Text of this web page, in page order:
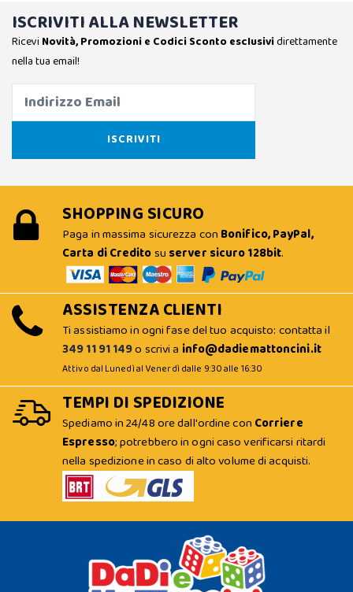
ISCRIVITI ALLA NEWSLETTER
Ricevi Novità, Promozioni e Codici Sconto esclusividirettamente
nella tua email!
SHOPPING SICURO
Paga in massima sicurezza con Bonifico, PayPal,
Carta di Creditosu server sicuro 128bit.
ASSISTENZA CLIENTI
Ti assistiamo in ogni fase del tuo acquisto: contatta il
349 11 91 149o scrivi a info@dadiemattoncini.it
Attivo dal Lunedì al Venerdì dalle 9:30 alle 16:30
TEMPI DI SPEDIZIONE
Spediamo in 24/48 ore dall'ordine con Corriere
Espresso; potrebbero in ogni caso verificarsi ritardi
nella spedizione in caso di alto volume di acquisti.